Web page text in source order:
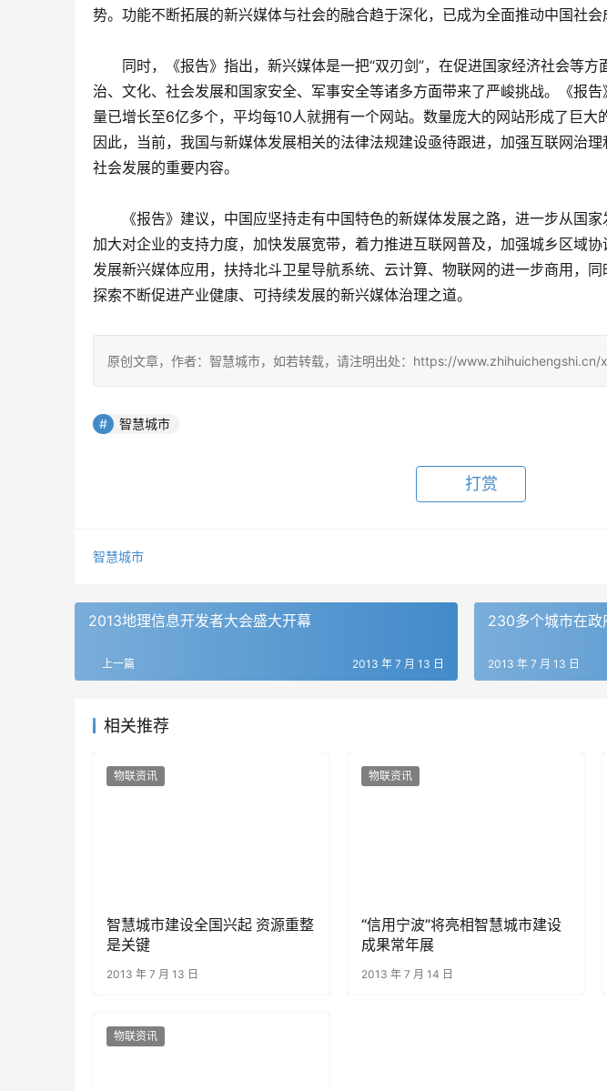
势。功能不断拓展的新兴媒体与社会的融合趋于深化，已成为全面推动中国社会
同时，《报告》指出，新兴媒体是一把“双刃剑”，在促进国家经济社会等方
治、文化、社会发展和国家安全、军事安全等诸多方面带来了严峻挑战。《报
量已增长至6亿多个，平均每10人就拥有一个网站。数量庞大的网站形成了巨大
因此，当前，我国与新媒体发展相关的法律法规建设亟待跟进，加强互联网治
社会发展的重要内容。
《报告》建议，中国应坚持走有中国特色的新媒体发展之路，进一步从国家
加大对企业的支持力度，加快发展宽带，着力推进互联网普及，加强城乡区域协
发展新兴媒体应用，扶持北斗卫星导航系统、云计算、物联网的进一步商用，同
探索不断促进产业健康、可持续发展的新兴媒体治理之道。
原创文章，作者：智慧城市，如若转载，请注明出处：https://
智慧城市
打赏
智慧城市
2013地理信息开发者大会盛大开幕
上一篇 2013 年 7 月 13 日
230多个城市在政
2013 年 7 月 13 日
相关推荐
物联资讯
智慧城市建设全国兴起 资源重整
是关键
2013 年 7 月 13 日
物联资讯
“信用宁波”将亮相智慧城市建设
成果常年展
2013 年 7 月 14 日
物联资讯